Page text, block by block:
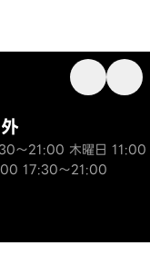
～21:00 木曜日 11:00
17:30～21:00